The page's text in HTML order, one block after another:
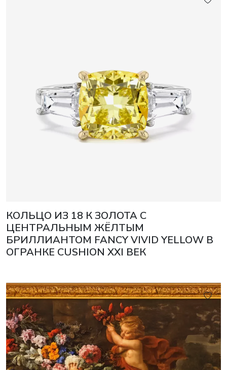
КОЛЬЦО ИЗ 18 К ЗОЛОТА С
ЦЕНТРАЛЬНЫМ ЖЁЛТЫМ
БРИЛЛИАНТОМ FANCY VIVID YELLOW В
ОГРАНКЕ CUSHION XXI ВЕК